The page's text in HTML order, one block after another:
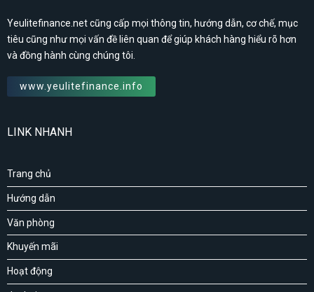
Yeulitefinance.net cũng cấp mọi thông tin, hướng dẫn, cơ chế, mục
tiêu cũng như mọi vấn đề liên quan để giúp khách hàng hiểu rõ hơn
và đồng hành cùng chúng tôi.
www.yeulitefinance.info
LINK NHANH
Trang chủ
Hướng dẫn
Văn phòng
Khuyến mãi
Hoạt động